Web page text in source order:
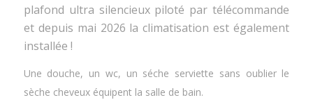
plafond ultra silencieux piloté par télécommande
et depuis mai 2026 la climatisation est également
installée !
Une douche, un wc, un séche serviette sans oublier le
sèche cheveux équipent la salle de bain.